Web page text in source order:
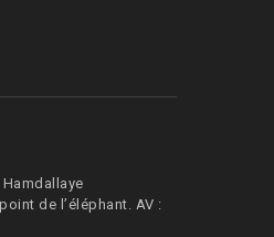
Hamdallaye
de l’éléphant. AV :